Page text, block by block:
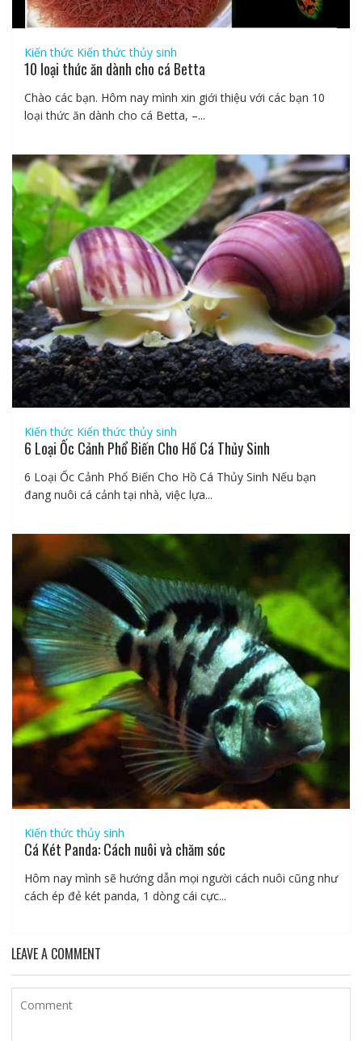
Kiến thức Kiến thức thủy sinh
10 loại thức ăn dành cho cá Betta
Chào các bạn. Hôm nay mình xin giới thiệu với các bạn 10
loại thức ăn dành cho cá Betta, –...
Kiến thức Kiến thức thủy sinh
6 Loại Ốc Cảnh Phổ Biến Cho Hồ Cá Thủy Sinh
6 Loại Ốc Cảnh Phổ Biến Cho Hồ Cá Thủy Sinh Nếu bạn
đang nuôi cá cảnh tại nhà, việc lựa...
Kiến thức thủy sinh
Cá Két Panda: Cách nuôi và chăm sóc
Hôm nay mình sẽ hướng dẫn mọi người cách nuôi cũng như
cách ép đẻ két panda, 1 dòng cái cực...
LEAVE A COMMENT